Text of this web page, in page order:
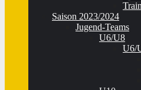
Saison 2023/2024
Jugend-Teams
U6/U8
U6/